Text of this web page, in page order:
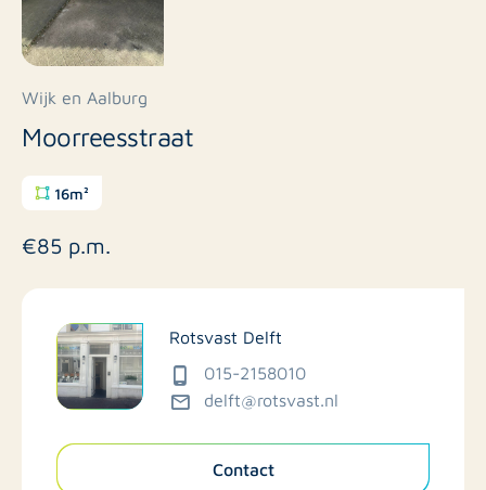
Wijk en Aalburg
Moorreesstraat
16m²
€85 p.m.
Rotsvast Delft
015-2158010
delft@rotsvast.nl
Contact